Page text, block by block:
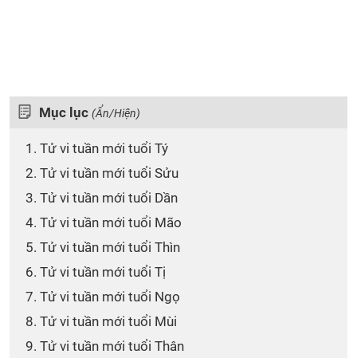
Mục lục (Ẩn/Hiện)
1. Tử vi tuần mới tuổi Tý
2. Tử vi tuần mới tuổi Sửu
3. Tử vi tuần mới tuổi Dần
4. Tử vi tuần mới tuổi Mão
5. Tử vi tuần mới tuổi Thìn
6. Tử vi tuần mới tuổi Tị
7. Tử vi tuần mới tuổi Ngọ
8. Tử vi tuần mới tuổi Mùi
9. Tử vi tuần mới tuổi Thân